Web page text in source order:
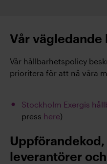
Vår
Vår hållbarhetspolicy
prioritera för att nå våra
Stockholm Exergis
press here)
Uppförandekod,
leverantörer